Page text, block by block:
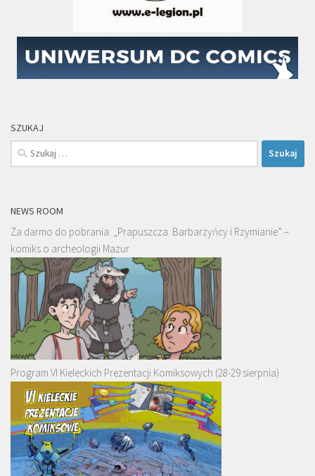
SZUKAJ
Szukaj:
NEWS ROOM
Za darmo do pobrania: „Prapuszcza. Barbarzyńcy i Rzymianie” –
komiks o archeologii Mazur
Program VI Kieleckich Prezentacji Komiksowych (28-29 sierpnia)